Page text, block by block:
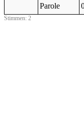
Parole
Stimmen: 2